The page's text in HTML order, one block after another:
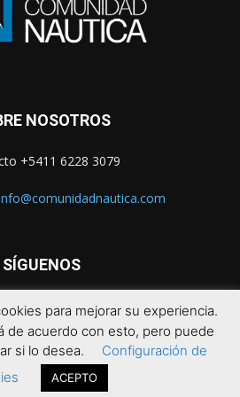
NOSOTROS
+5411 6228 3079
SÍGUENOS
Todos los derechos reservados.
para mejorar su experiencia.
de acuerdo con esto, pero puede
si lo desea.
Configuración de
ACEPTO